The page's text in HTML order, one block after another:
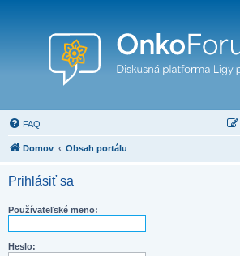
FAQ
Domov Obsah portálu
Prihlásiť sa
Používateľské meno:
Heslo: